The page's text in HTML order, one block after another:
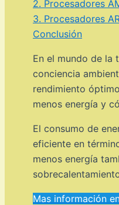
2. Procesadores
3. Procesadores
Conclusión
En el mundo de la
conciencia
rendimiento
menos energía y
El consumo de
eficiente en
menos energía
Mas información